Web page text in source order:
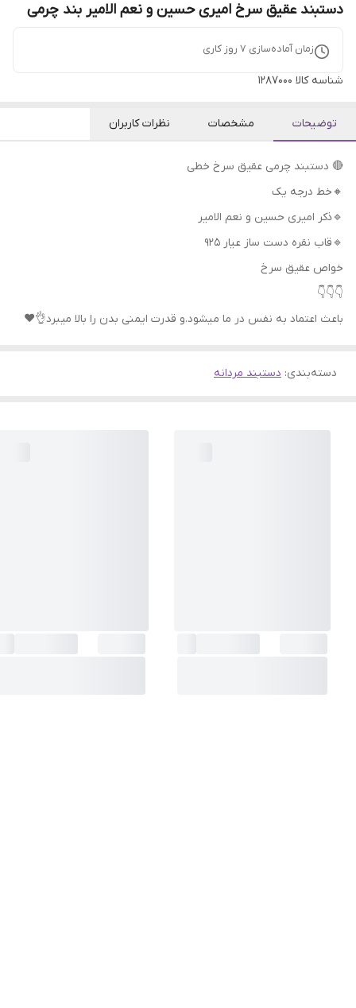
دستبند عقیق سرخ امیری حسین و نعم الامیر بند چرمی
زمان آماده‌سازی 7 روز کاری
شناسه کالا 1287000
توضیحات مشخصات نظرات کاربران
🔴 دستبند چرمی عقیق سرخ خطی
🔸خط درجه یک
🔹ذکر امیری حسین و نعم الامیر
🔹قاب نقره دست ساز عیار ۹۲۵
خواص عقیق سرخ
👇👇👇
باعث اعتماد به نفس در ما میشود.و قدرت ایمنی بدن را بالا میبرد👌❤
دسته‌بندی: دستبند مردانه